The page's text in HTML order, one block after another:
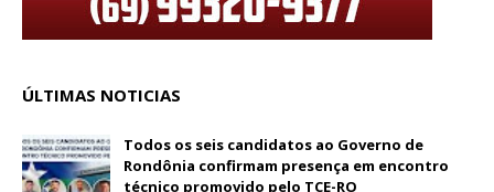
ÚLTIMAS NOTICIAS
Todos os seis candidatos ao Governo de
Rondônia confirmam presença em encontro
técnico promovido pelo TCE-RO